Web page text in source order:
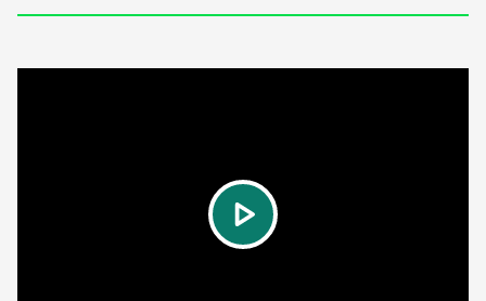
play